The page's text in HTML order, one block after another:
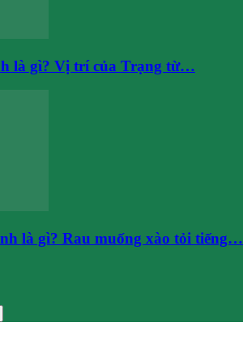
là gì? Vị trí của Trạng từ…
là gì? Rau muống xào tỏi tiếng…